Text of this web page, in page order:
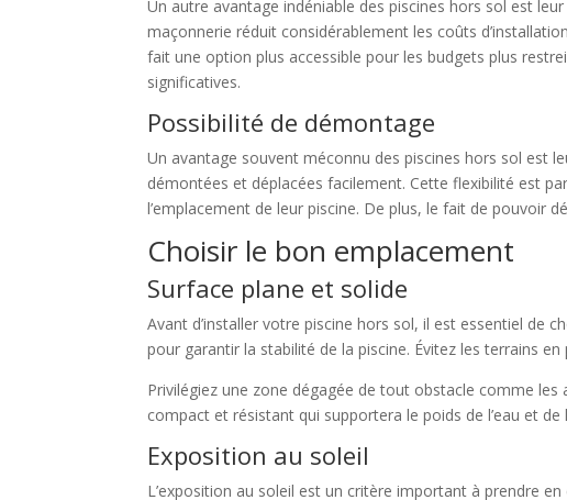
Un autre avantage indéniable des piscines hors sol est
maçonnerie réduit considérablement les coûts
fait une option plus accessible pour les budgets plus
significatives.
Possibilité de démontage
Un avantage souvent méconnu des piscines hors sol est
démontées et déplacées facilement. Cette flexibilité est
l’emplacement de leur piscine. De plus, le fait de pouvoir
Choisir le bon emplacement
Surface plane et solide
Avant d’installer votre piscine hors sol, il est essentiel de
pour garantir la stabilité de la piscine. Évitez les terrains
Privilégiez une zone dégagée de tout obstacle comme
compact et résistant qui supportera le poids de l’eau et
Exposition au soleil
L’exposition au soleil est un critère important à prendre